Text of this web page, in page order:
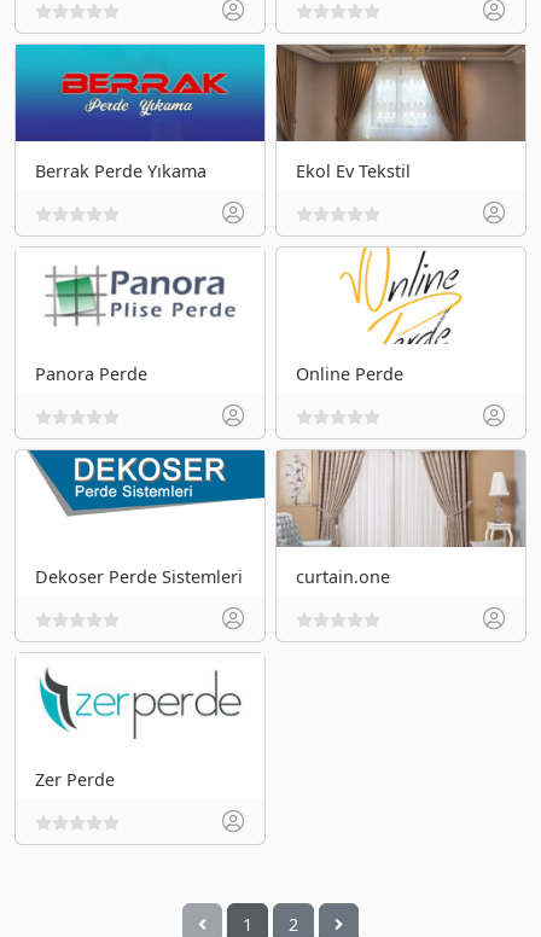
Berrak Perde Yıkama Ekol Ev Tekstil
Panora Perde Online Perde
Dekoser Perde Sistemleri curtain.one
Zer Perde
1 2